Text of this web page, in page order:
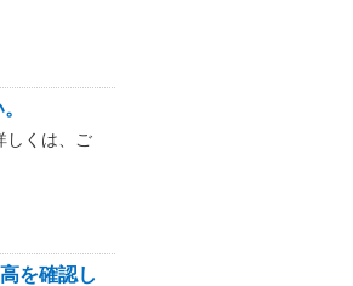
しくは、ご
を確認し